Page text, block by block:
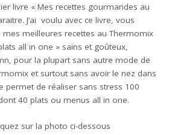
livre « Mes recettes gourmandes au
J’ai voulu avec ce livre, vous
meilleures recettes au Thermomix
all in one » sains et goûteux,
pour la plupart sans autre mode de
et surtout sans avoir le nez dans
permet de réaliser sans stress 100
40 plats ou menus all in one.
sur la photo ci-dessous